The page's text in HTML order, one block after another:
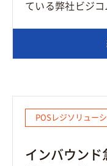
ている弊社ビジ
POSレジソリュー
インバウンド